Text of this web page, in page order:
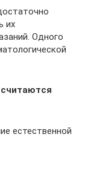
их
Одного
естественной